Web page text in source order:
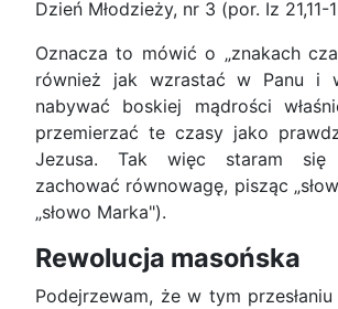
Dzień Młodzieży, nr 3 (por. Iz 21,11-
Oznacza to mówić o „znakach
również jak wzrastać w Panu i
nabywać boskiej mądrości
przemierzać te czasy jako
Jezusa. Tak więc staram się
zachować równowagę, pisząc
„słowo Marka").
Rewolucja masońska
Podejrzewam, że w tym